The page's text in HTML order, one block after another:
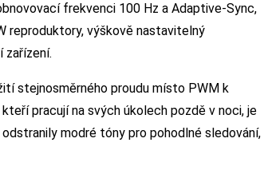
frekvenci 100 Hz a Adaptive-Sync,
reproduktory, výškově nastavitelný
zařízení.
stejnosměrného proudu místo PWM k
pracují na svých úkolech pozdě v noci, je
modré tóny pro pohodlné sledování,